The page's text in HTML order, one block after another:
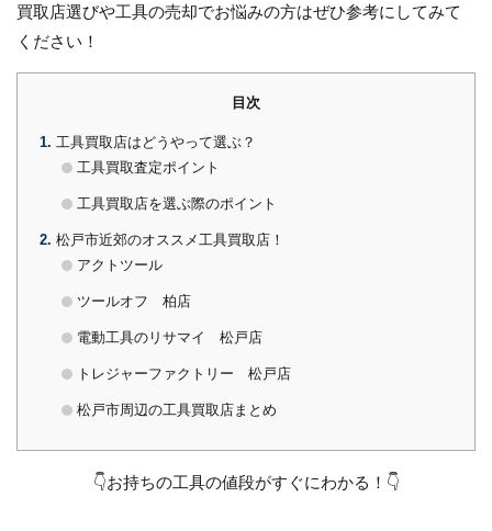
買取店選びや工具の売却でお悩みの方はぜひ参考にしてみて
ください！
目次
1 工具買取店はどうやって選ぶ？
工具買取査定ポイント
工具買取店を選ぶ際のポイント
2 松戸市近郊のオススメ工具買取店！
アクトツール
ツールオフ 柏店
電動工具のリサマイ 松戸店
トレジャーファクトリー 松戸店
松戸市周辺の工具買取店まとめ
👇お持ちの工具の値段がすぐにわかる！👇